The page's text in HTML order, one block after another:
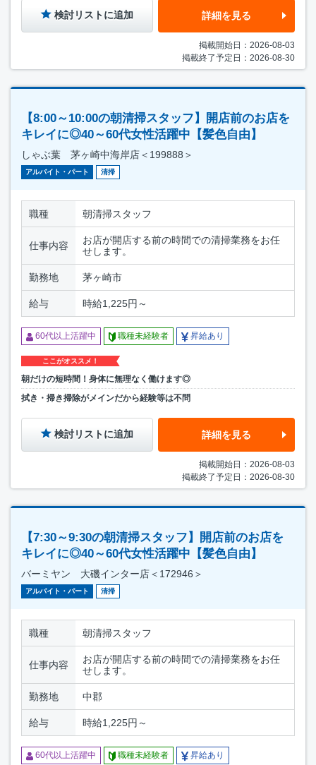
検討リストに追加 詳細を見る
掲載開始日：2026-08-03
掲載終了予定日：2026-08-30
【8:00～10:00の朝清掃スタッフ】開店前のお店を
キレイに◎40～60代女性活躍中【髪色自由】
しゃぶ葉 茅ヶ崎中海岸店＜199888＞
アルバイト・パート 清掃
職種 朝清掃スタッフ
仕事内容
お店が開店する前の時間での清掃業務をお任
せします。
勤務地 茅ヶ崎市
給与 時給1,225円～
60代以上活躍中 職種未経験者 昇給あり
ここがオススメ！
朝だけの短時間！身体に無理なく働けます◎
拭き・掃き掃除がメインだから経験等は不問
検討リストに追加 詳細を見る
掲載開始日：2026-08-03
掲載終了予定日：2026-08-30
【7:30～9:30の朝清掃スタッフ】開店前のお店を
キレイに◎40～60代女性活躍中【髪色自由】
バーミヤン 大磯インター店＜172946＞
アルバイト・パート 清掃
職種 朝清掃スタッフ
仕事内容
お店が開店する前の時間での清掃業務をお任
せします。
勤務地 中郡
給与 時給1,225円～
60代以上活躍中 職種未経験者 昇給あり